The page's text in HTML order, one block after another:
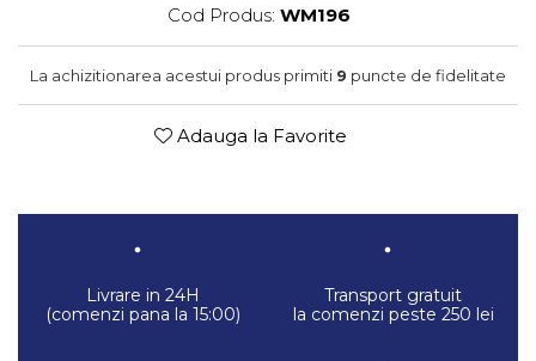
Cod Produs: WM196
La achizitionarea acestui produs primiti 9 puncte de fidelitate
Adauga la Favorite
Livrare in 24H
(comenzi pana la 15:00)
Transport gratuit
la comenzi peste 250 lei